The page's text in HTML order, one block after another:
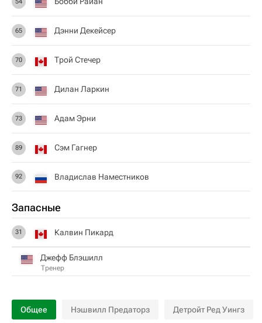
65 Дэнни Декейсер
70 Трой Стечер
71 Дилан Ларкин
73 Адам Эрни
89 Сэм Гагнер
92 Владислав Наместников
Запасные
31 Калвин Пикард
Джефф Блэшилл
Тренер
Общее Нэшвилл Предаторз Детройт Ред Уингз